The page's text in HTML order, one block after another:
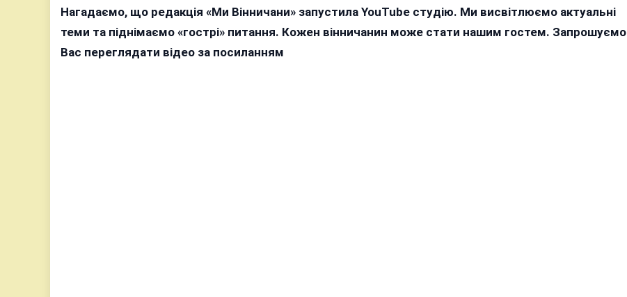
Нагадаємо, що редакція «Ми Вінничани» запустила YouTube студію. Ми висвітлюємо актуальні
теми та піднімаємо «гострі» питання. Кожен вінничанин може стати нашим гостем. Запрошуємо
Вас переглядати відео за посиланням